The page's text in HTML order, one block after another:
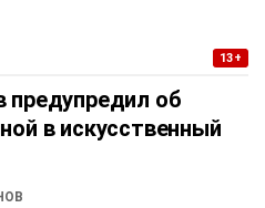
13+
предупредил об
в искусственный